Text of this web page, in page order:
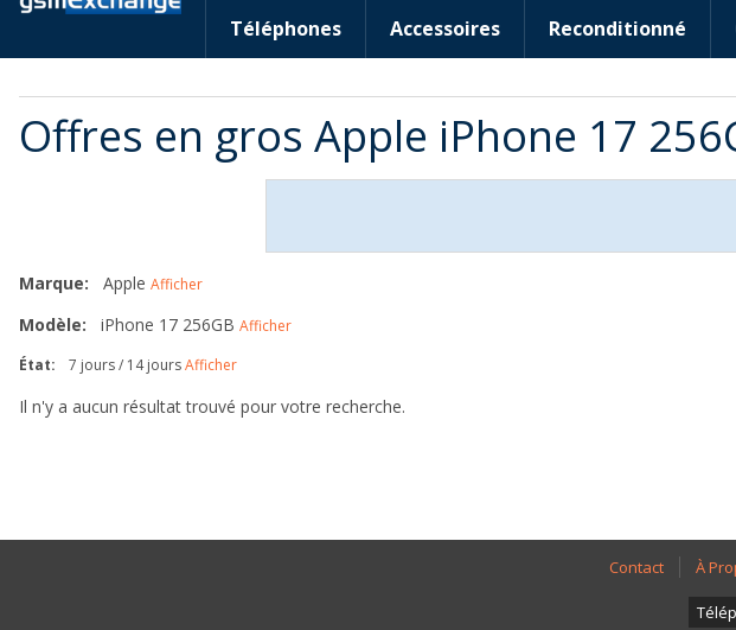
Téléphones Accessoires Reconditionné
Offres en gros Apple iPhone 17
Marque: Apple Afficher
Modèle: iPhone 17 256GB Afficher
État:
7 jours / 14 joursAfficher
Il n'y a aucun résultat trouvé pour votre recherche.
Contact À